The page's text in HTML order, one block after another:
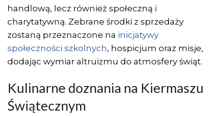
handlową, lecz również społeczną i
charytatywną. Zebrane środki z sprzedaży
zostaną przeznaczone na inicjatywy
społeczności szkolnych, hospicjum oraz misje,
dodając wymiar altruizmu do atmosfery świąt.
Kulinarne doznania na Kiermaszu
Świątecznym